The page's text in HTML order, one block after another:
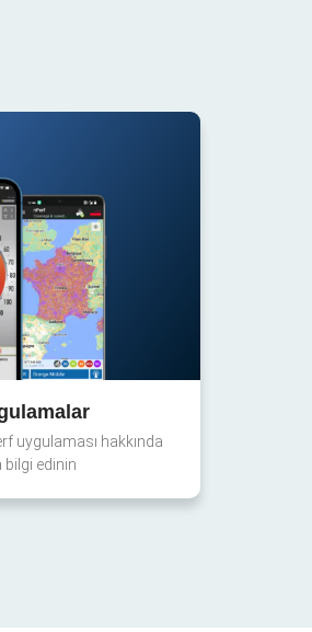
uygulaması hakkında
bilgi edinin